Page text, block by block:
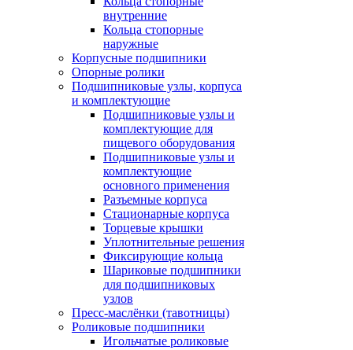
внутренние
Кольца стопорные
наружные
Корпусные подшипники
Опорные ролики
Подшипниковые узлы, корпуса
и комплектующие
Подшипниковые узлы и
комплектующие для
пищевого оборудования
Подшипниковые узлы и
комплектующие
основного применения
Разъемные корпуса
Стационарные корпуса
Торцевые крышки
Уплотнительные решения
Фиксирующие кольца
Шариковые подшипники
для подшипниковых
узлов
Пресс-маслёнки (тавотницы)
Роликовые подшипники
Игольчатые роликовые